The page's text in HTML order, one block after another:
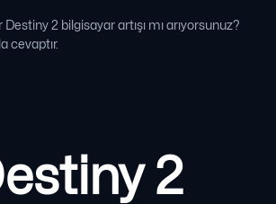
2 bilgisayar artışı mı arıyorsunuz?
cevaptır.
2